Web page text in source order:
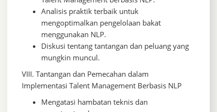
Analisis praktik terbaik untuk
mengoptimalkan pengelolaan bakat
menggunakan NLP.
Diskusi tentang tantangan dan peluang yang
mungkin muncul.
VIII. Tantangan dan Pemecahan dalam
Implementasi Talent Management Berbasis NLP
Mengatasi hambatan teknis dan